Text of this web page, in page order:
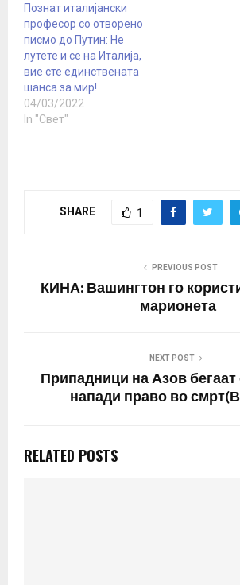
Познат италијански
професор со отворено
писмо до Путин: Не
лутете и се на Италија,
вие сте единствената
шанса за мир!
04/03/2022
In "Свет"
SHARE 1
PREVIOUS POST
КИНА: Вашингтон го
марионета
NEXT POST
Припадници на Азов бегаат
напади право во
RELATED POSTS